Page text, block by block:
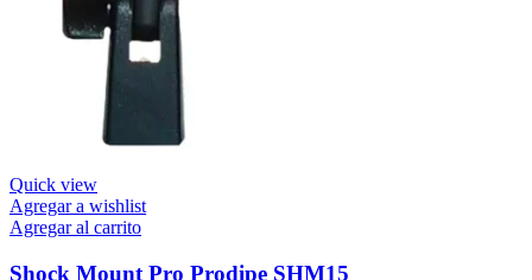
Quick view
Agregar a wishlist
Agregar al carrito
Shock Mount Pro Prodipe SHM15